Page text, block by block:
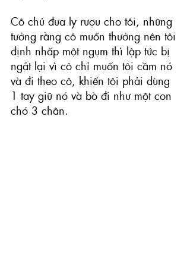
Cô chủ đưa ly rượu cho tôi, những
tưởng rằng cô muốn thưởng nên tôi
định nhấp một ngụm thì lập tức bị
ngắt lại vì cô chỉ muốn tôi cầm nó
và đi theo cô, khiến tôi phải dùng
1 tay giữ nó và bò đi như một con
chó 3 chân.